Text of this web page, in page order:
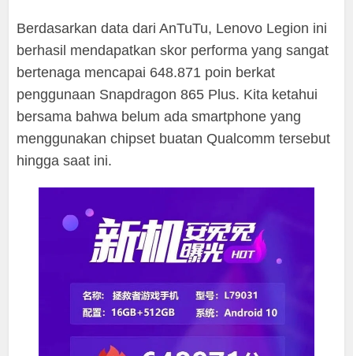
Berdasarkan data dari AnTuTu, Lenovo Legion ini
berhasil mendapatkan skor performa yang sangat
bertenaga mencapai 648.871 poin berkat
penggunaan Snapdragon 865 Plus. Kita ketahui
bersama bahwa belum ada smartphone yang
menggunakan chipset buatan Qualcomm tersebut
hingga saat ini.